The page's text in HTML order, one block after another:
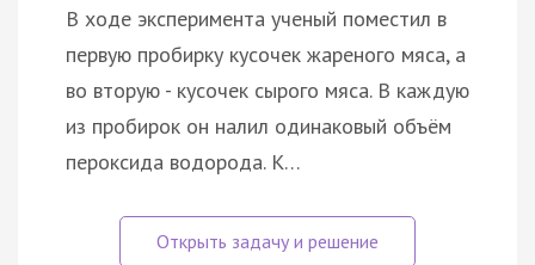
В ходе эксперимента ученый поместил в
первую пробирку кусочек жареного мяса, а
во вторую - кусочек сырого мяса. В каждую
из пробирок он налил одинаковый объём
пероксида водорода. К…